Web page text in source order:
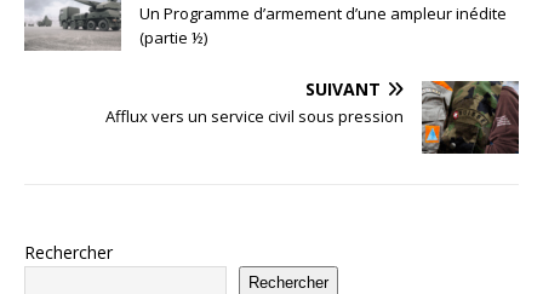
Un Programme d’armement d’une ampleur inédite
(partie ½)
SUIVANT
Afflux vers un service civil sous pression
Rechercher
Rechercher